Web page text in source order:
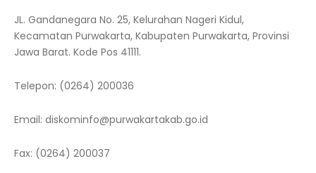
JL. Gandanegara No. 25, Kelurahan Nageri Kidul,
Kecamatan Purwakarta, Kabupaten Purwakarta, Provinsi
Jawa Barat. Kode Pos 41111.
Telepon: (0264) 200036
Email: diskominfo@purwakartakab.go.id
Fax: (0264) 200037